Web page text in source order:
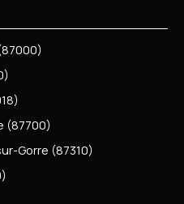
(87700)
Gorre (87310)